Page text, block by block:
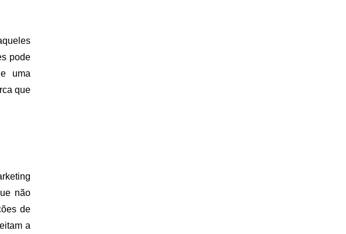
pode
uma
que
não
de
a